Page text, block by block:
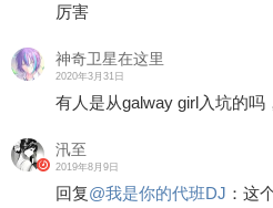
厉害
神奇卫星在这里
2020年3月31日
有人是从galway girl入坑的吗
汛至
2019年8月9日
回复@我是你的代班DJ ： 这